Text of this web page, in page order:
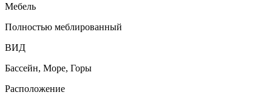
Мебель
Полностью меблированный
ВИД
Бассейн, Море, Горы
Расположение